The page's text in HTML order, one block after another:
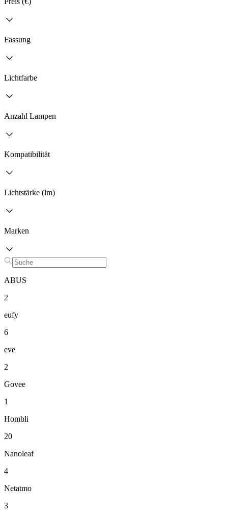
Fassung
Lichtfarbe
Anzahl Lampen
Kompatibilität
Lichtstärke (lm)
Marken
ABUS
2
eufy
6
eve
2
Govee
1
Hombli
20
Nanoleaf
4
Netatmo
3